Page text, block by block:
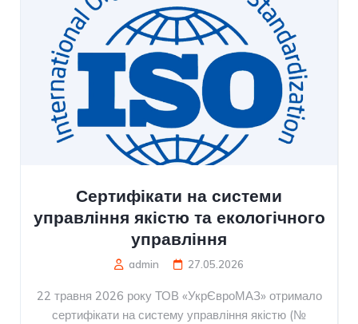
Сертифікати на системи
управління якістю та екологічного
управління
admin 27.05.2026
22 травня 2026 року ТОВ «УкрЄвроМАЗ» отримало
сертифікати на систему управління якістю (№